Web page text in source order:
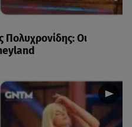
Πολυχρονίδης: Οι